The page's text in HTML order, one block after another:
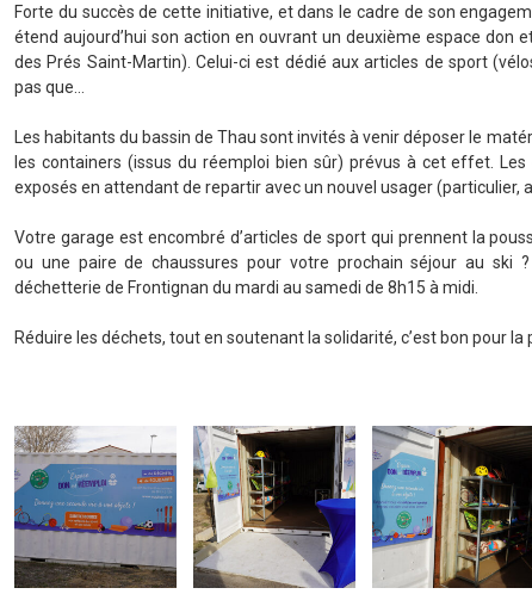
Forte du succès de cette initiative, et dans le cadre de son
étend aujourd’hui son action en ouvrant un deuxième espace don
des Prés Saint-Martin). Celui-ci est dédié aux articles de sport
pas que…
Les habitants du bassin de Thau sont invités à venir déposer le
les containers (issus du réemploi bien sûr) prévus à cet effet.
exposés en attendant de repartir avec un nouvel usager (particulier,
Votre garage est encombré d’articles de sport qui prennent la
ou une paire de chaussures pour votre prochain séjour au ski
déchetterie de Frontignan du mardi au samedi de 8h15 à midi.
Réduire les déchets, tout en soutenant la solidarité, c’est bon pour